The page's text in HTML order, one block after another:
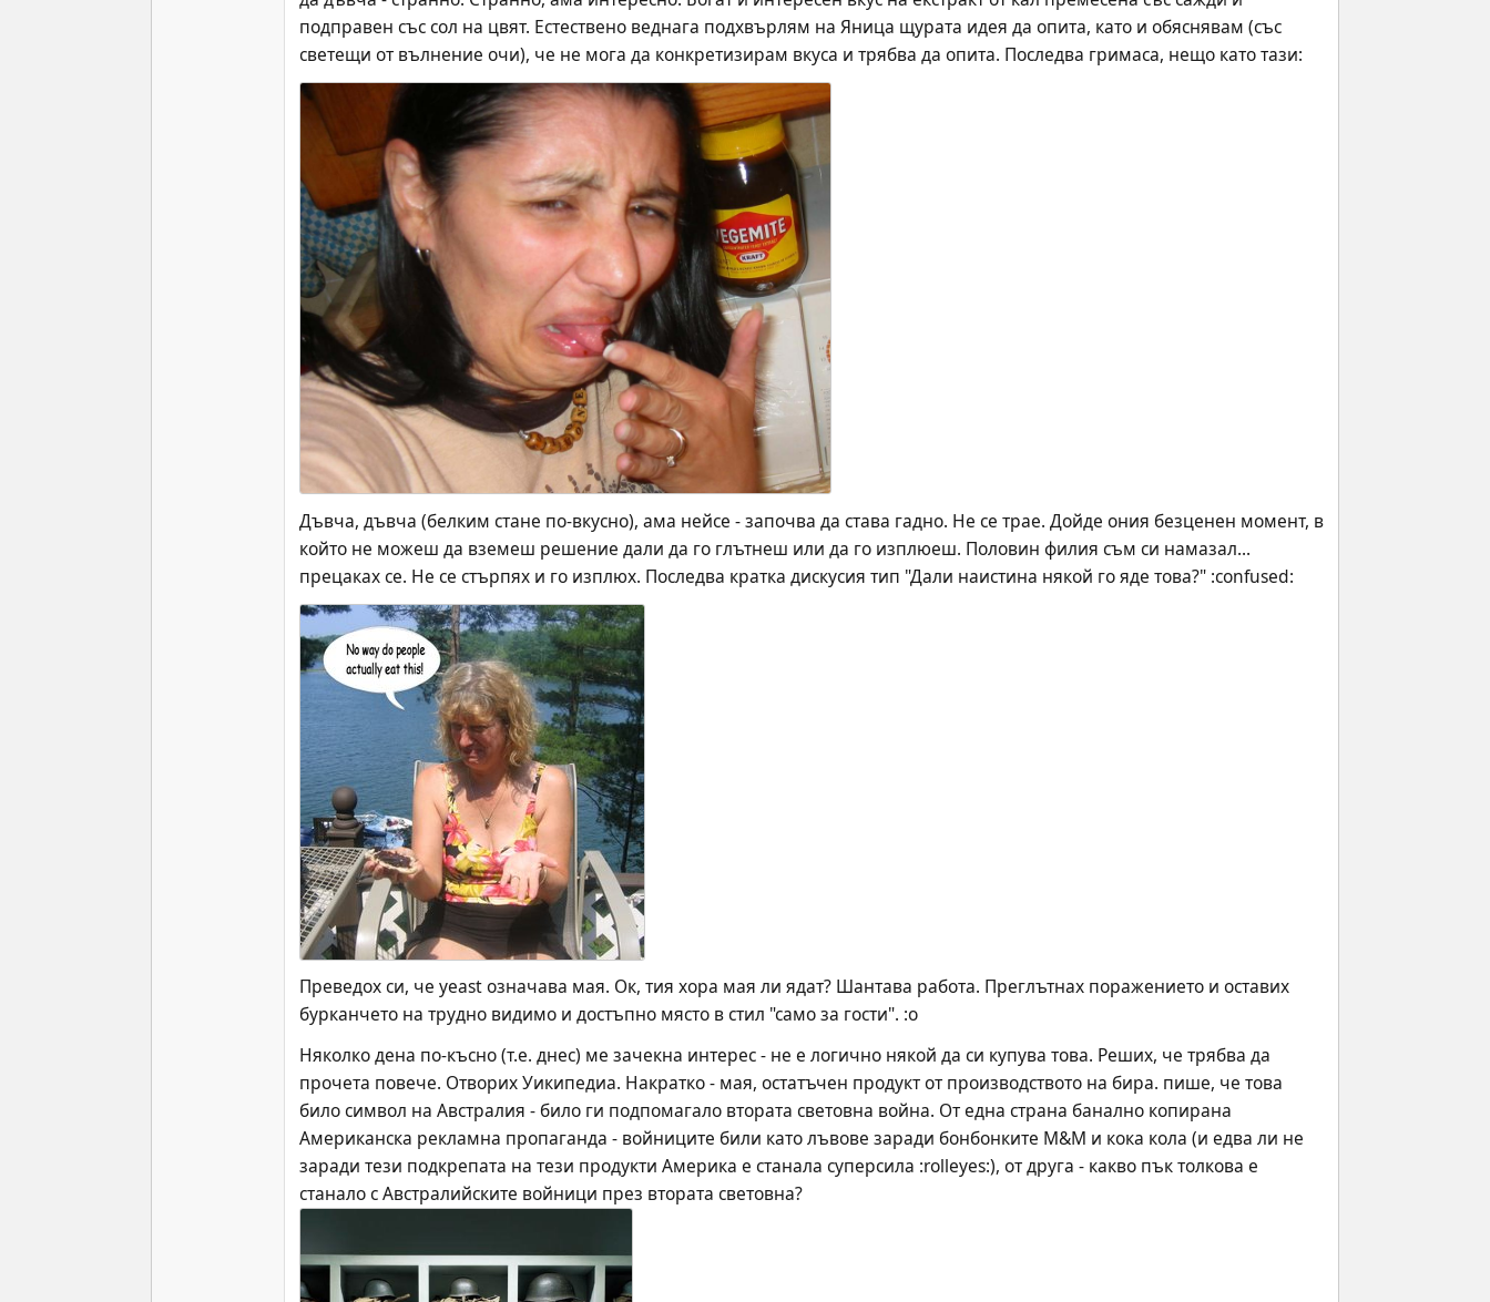
подправен със сол на цвят. Естествено веднага подхвърлям на Яница щурата идея да опита, като и обяснявам (със
светещи от вълнение очи), че не мога да конкретизирам вкуса и трябва да опита. Последва гримаса, нещо като тази:
Дъвча, дъвча (белким стане по-вкусно), ама нейсе - започва да става гадно. Не се трае. Дойде ония безценен момент, в
който не можеш да вземеш решение дали да го глътнеш или да го изплюеш. Половин филия съм си намазал...
прецаках се. Не се стърпях и го изплюх. Последва кратка дискусия тип "Дали наистина някой го яде това?" :confused:
Преведох си, че yeast означава мая. Ок, тия хора мая ли ядат? Шантава работа. Преглътнах поражението и оставих
бурканчето на трудно видимо и достъпно място в стил "само за гости". :o
Няколко дена по-късно (т.е. днес) ме зачекна интерес - не е логично някой да си купува това. Реших, че трябва да
прочета повече. Отворих Уикипедиа. Накратко - мая, остатъчен продукт от производството на бира. пише, че това
било символ на Австралия - било ги подпомагало втората световна война. От една страна банално копирана
Американска рекламна пропаганда - войниците били като лъвове заради бонбонките M&M и кока кола (и едва ли не
заради тези подкрепата на тези продукти Америка е станала суперсила :rolleyes:), от друга - какво пък толкова е
станало с Австралийските войници през втората световна?